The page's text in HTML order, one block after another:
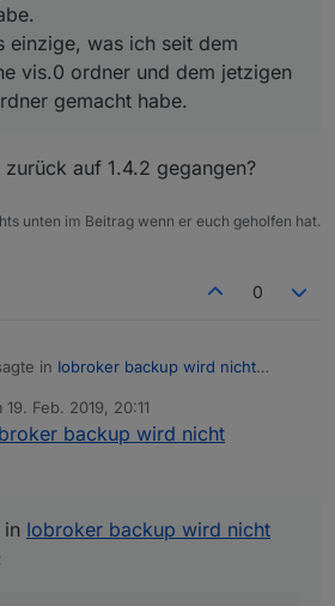
einzige, was ich seit dem
vis.0 ordner und dem jetzigen
gemacht habe.
auf 1.4.2 gegangen?
unten im Beitrag wenn er euch geholfen hat.
0
in Iobroker backup wird nicht
kurz mitteilen, dass bei mir das
wieder sauber funktioniert.
mal, dass es was mit dem js-
tun hat, welchen ich von 1.4.2 auf
habe.
zurück auf 1.4.2 gegangen?
19. Feb. 2019, 20:11
von
backup wird nicht
in Iobroker backup wird nicht